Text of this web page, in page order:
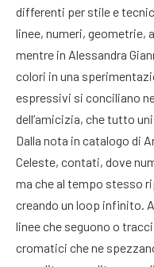
differenti per stile e
linee, numeri, geometrie,
mentre in Alessandra
colori in una
espressivi si conciliano
dell’amicizia, che tutto
Dalla nota in catalogo di
Celeste, contati, dove
ma che al tempo stesso
creando un loop infinito.
linee che seguono o
cromatici che ne